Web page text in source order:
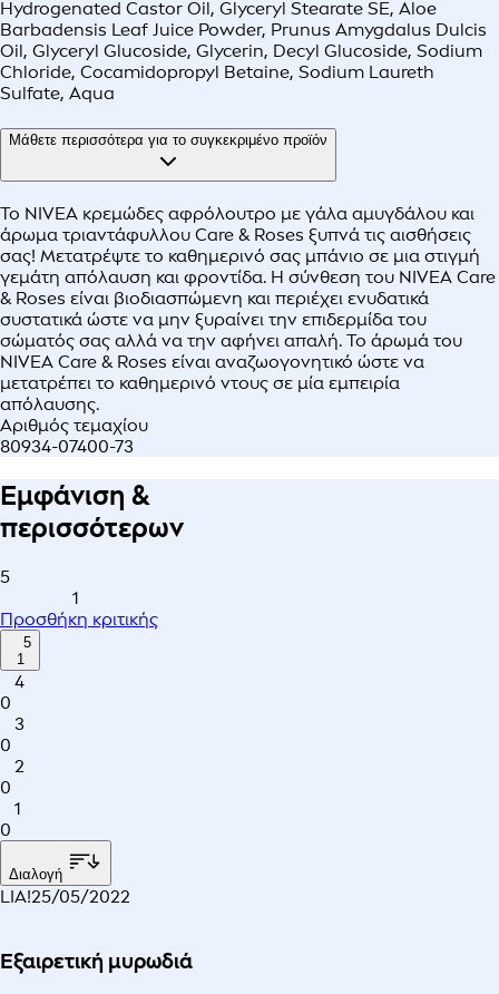
Hydrogenated Castor Oil, Glyceryl Stearate SE, Aloe
Barbadensis Leaf Juice Powder, Prunus Amygdalus Dulcis
Oil, Glyceryl Glucoside, Glycerin, Decyl Glucoside, Sodium
Chloride, Cocamidopropyl Betaine, Sodium Laureth
Sulfate, Aqua
Μάθετε περισσότερα για το συγκεκριμένο προϊόν
Το NIVEA κρεμώδες αφρόλουτρο με γάλα αμυγδάλου και
άρωμα τριαντάφυλλου Care & Roses ξυπνά τις αισθήσεις
σας! Μετατρέψτε το καθημερινό σας μπάνιο σε μια στιγμή
γεμάτη απόλαυση και φροντίδα. Η σύνθεση του ΝΙVEA Care
& Roses είναι βιοδιασπώμενη και περιέχει ενυδατικά
συστατικά ώστε να μην ξυραίνει την επιδερμίδα του
σώματός σας αλλά να την αφήνει απαλή. Το άρωμά του
NIVEA Care & Roses είναι αναζωογονητικό ώστε να
μετατρέπει το καθημερινό ντους σε μία εμπειρία
απόλαυσης.
Αριθμός τεμαχίου
80934-07400-73
Εμφάνιση &
περισσότερων
5
1
Προσθήκη κριτικής
5
1
4
0
3
0
2
0
1
0
Διαλογή
LIA!25/05/2022
Εξαιρετική μυρωδιά